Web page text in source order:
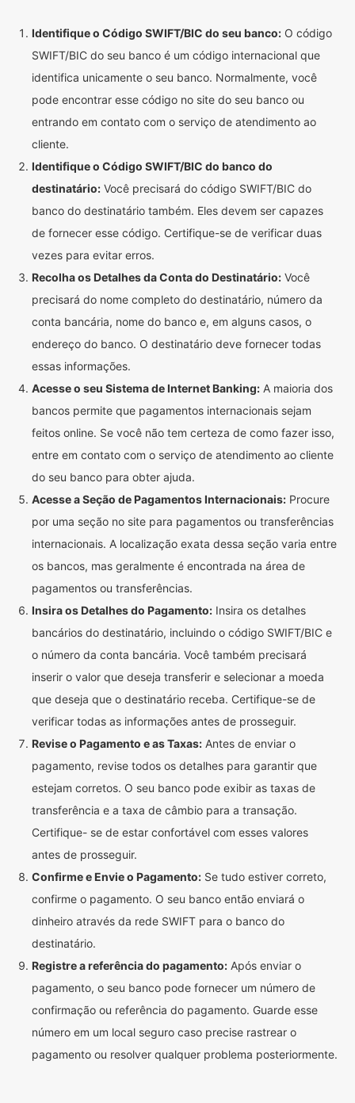
Identifique o Código SWIFT/BIC do seu banco: O código
SWIFT/BIC do seu banco é um código internacional que
identifica unicamente o seu banco. Normalmente, você
pode encontrar esse código no site do seu banco ou
entrando em contato com o serviço de atendimento ao
cliente.
Identifique o Código SWIFT/BIC do banco do
destinatário: Você precisará do código SWIFT/BIC do
banco do destinatário também. Eles devem ser capazes
de fornecer esse código. Certifique-se de verificar duas
vezes para evitar erros.
Recolha os Detalhes da Conta do Destinatário: Você
precisará do nome completo do destinatário, número da
conta bancária, nome do banco e, em alguns casos, o
endereço do banco. O destinatário deve fornecer todas
essas informações.
Acesse o seu Sistema de Internet Banking: A maioria dos
bancos permite que pagamentos internacionais sejam
feitos online. Se você não tem certeza de como fazer isso,
entre em contato com o serviço de atendimento ao cliente
do seu banco para obter ajuda.
Acesse a Seção de Pagamentos Internacionais: Procure
por uma seção no site para pagamentos ou transferências
internacionais. A localização exata dessa seção varia entre
os bancos, mas geralmente é encontrada na área de
pagamentos ou transferências.
Insira os Detalhes do Pagamento: Insira os detalhes
bancários do destinatário, incluindo o código SWIFT/BIC e
o número da conta bancária. Você também precisará
inserir o valor que deseja transferir e selecionar a moeda
que deseja que o destinatário receba. Certifique-se de
verificar todas as informações antes de prosseguir.
Revise o Pagamento e as Taxas: Antes de enviar o
pagamento, revise todos os detalhes para garantir que
estejam corretos. O seu banco pode exibir as taxas de
transferência e a taxa de câmbio para a transação.
Certifique- se de estar confortável com esses valores
antes de prosseguir.
Confirme e Envie o Pagamento: Se tudo estiver correto,
confirme o pagamento. O seu banco então enviará o
dinheiro através da rede SWIFT para o banco do
destinatário.
Registre a referência do pagamento: Após enviar o
pagamento, o seu banco pode fornecer um número de
confirmação ou referência do pagamento. Guarde esse
número em um local seguro caso precise rastrear o
pagamento ou resolver qualquer problema posteriormente.